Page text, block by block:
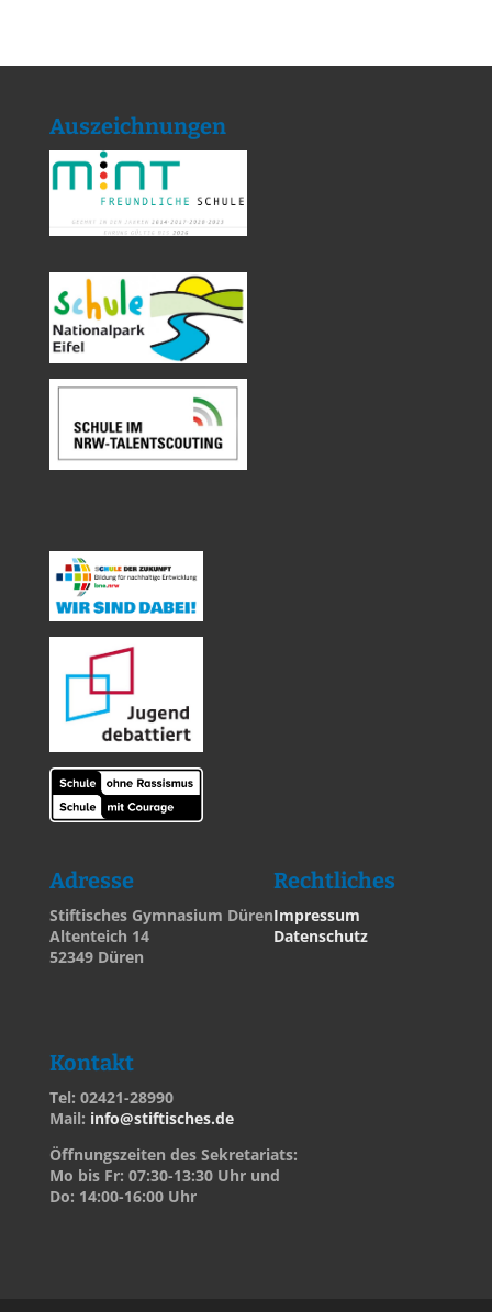
Auszeichnungen
Adresse
Stiftisches Gymnasium Düren
Altenteich 14
52349 Düren
Rechtliches
Impressum
Datenschutz
Kontakt
Tel: 02421-28990
Mail: info@stiftisches.de
Öffnungszeiten des Sekretariats:
Mo bis Fr: 07:30-13:30 Uhr und
Do: 14:00-16:00 Uhr